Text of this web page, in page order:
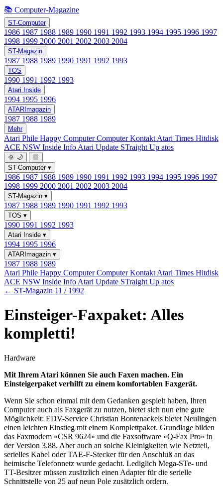
📚 Computer-Magazine
ST-Computer
1986 1987 1988 1989 1990 1991 1992 1993 1994 1995 1996 1997
1998 1999 2000 2001 2002 2003 2004
ST-Magazin
1987 1988 1989 1990 1991 1992 1993
TOS
1990 1991 1992 1993
Atari Inside
1994 1995 1996
ATARImagazin
1987 1988 1989
Mehr
Atari Phile Happy ComputerComputer Kontakt Atari Times Hitdisk
ACE NSW Inside Info Atari Update STraight Up atos
🌞 🌙
☰
ST-Computer ▾
1986 1987 1988 1989 1990 1991 1992 1993 1994 1995 1996 1997
1998 1999 2000 2001 2002 2003 2004
ST-Magazin ▾
1987 1988 1989 1990 1991 1992 1993
TOS ▾
1990 1991 1992 1993
Atari Inside ▾
1994 1995 1996
ATARImagazin ▾
1987 1988 1989
Atari Phile Happy ComputerComputer Kontakt Atari Times Hitdisk
ACE NSW Inside Info Atari Update STraight Up atos
← ST-Magazin 11 / 1992
Einsteiger-Faxpaket: Alles
kompletti!
Hardware
Mit Ihrem Atari können Sie auch Faxen machen. Ein
Einsteigerpaket verhilft zu einem komfortablen Faxgerät.
Wenn Sie schon einmal mit dem Gedanken gespielt haben, Ihren
Computer auch als Faxgerät zu nutzen, bietet sich nun eine gute
Möglichkeit: EDV-Service Christian Bontenackels bietet Neulingen
einen leichten Einstieg mit einem Komplettpaket. Grundlage bilden
das Faxmodem »CSR 9624« und die Faxsoftware »Q-Fax Pro« in
der Version 3.88. Aber auch an solche Kleinigkeiten wie Netzteil,
serielles Kabel oder TAE-F-Stecker für den Anschluß an das
heimische Telefonnetz wurde gedacht. Lediglich Mega-STe- und
TT-Besitzer müssen zusätzlich einen Adapter für die serielle
Schnittstelle von 25 auf neun Pole zusätzlich ordern.